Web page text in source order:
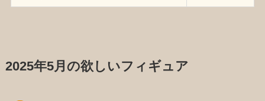
2025年5月の欲しいフィギュア